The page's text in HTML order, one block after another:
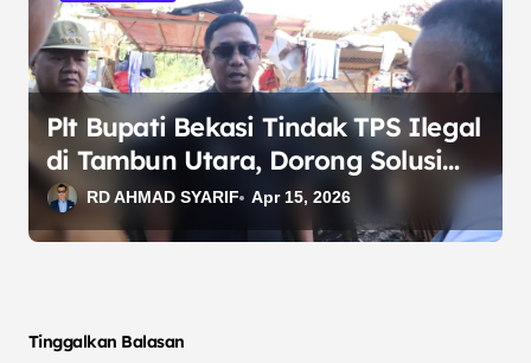
Plt Bupati Bekasi Tindak TPS Ilegal
di Tambun Utara, Dorong Solusi
Pengelolaan Sampah
Berkelanjutan
RD AHMAD SYARIF Apr 15, 2026
Tinggalkan Balasan